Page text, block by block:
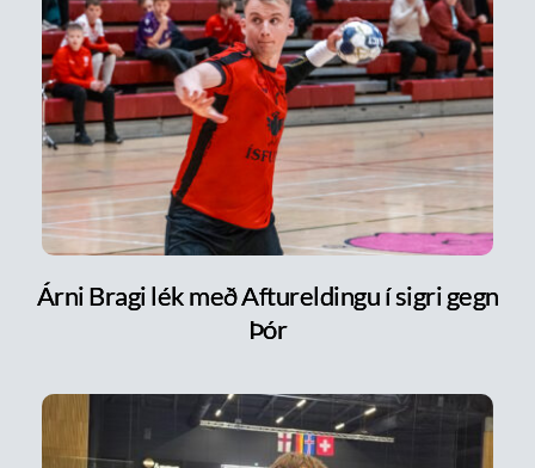
Árni Bragi lék með Aftureldingu í sigri gegn
Þór